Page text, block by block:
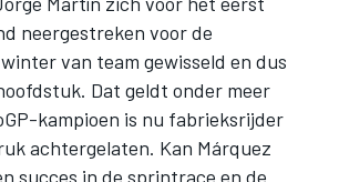
neergestreken voor de
van team gewisseld en dus
Dat geldt onder meer
kampioen is nu fabrieksrijder
achtergelaten. Kan Márquez
succes in de sprintrace en de